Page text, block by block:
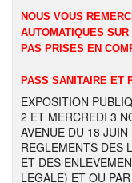
NOUS VOUS
AUTOMATIQUES
PAS PRISES EN
PASS SANITAIRE ET
EXPOSITION
2 ET MERCREDI 3
AVENUE DU 18
REGLEMENTS DES
ET DES
LEGALE) ET OU